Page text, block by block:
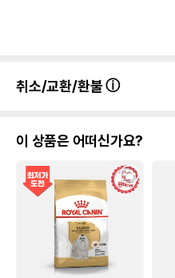
취소/교환/환불
이 상품은 어떠신가요?